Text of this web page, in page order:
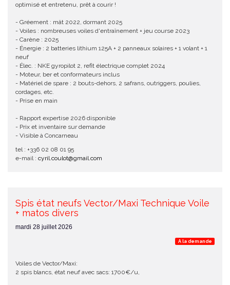
optimisé et entretenu, prêt à courir !
- Gréement : mât 2022, dormant 2025
- Voiles : nombreuses voiles d'entraînement + jeu course 2023
- Carène : 2025
- Énergie : 2 batteries lithium 125A + 2 panneaux solaires + 1 volant + 1
neuf
- Élec. : NKE gyropilot 2, refit électrique complet 2024
- Moteur, ber et conformateurs inclus
- Matériel de spare : 2 bouts-dehors, 2 safrans, outriggers, poulies,
cordages, etc.
- Prise en main
- Rapport expertise 2026 disponible
- Prix et inventaire sur demande
- Visible à Concarneau
tel : +336 02 08 01 95
e-mail : cyril.coulot@gmail.com
Spis état neufs Vector/Maxi Technique Voile
+ matos divers
mardi 28 juillet 2026
A la demande
Voiles de Vector/Maxi:
2 spis blancs, état neuf avec sacs: 1700€/u,